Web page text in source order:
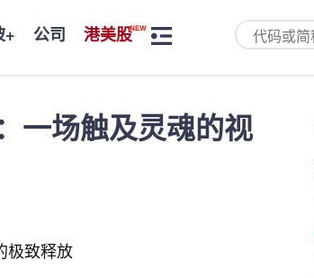
+ 公司 港美股
一场触及灵魂的视
极致释放